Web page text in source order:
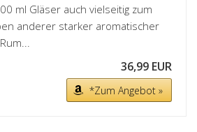
ml Gläser auch vielseitig zum
anderer starker aromatischer
36,99 EUR
*Zum Angebot »